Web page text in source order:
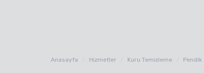
Anasayfa Hizmetler Kuru Temizleme Pendik